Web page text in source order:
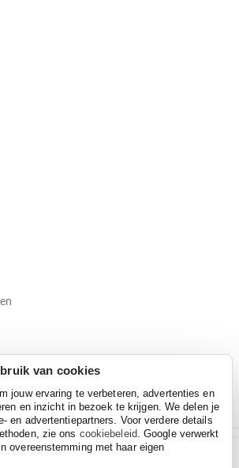
roze
van cookies
jouw ervaring te verbeteren, advertenties en
en inzicht in bezoek te krijgen. We delen je
en advertentiepartners. Voor verdere details
zie ons cookiebeleid. Google verwerkt
overeenstemming met haar eigen